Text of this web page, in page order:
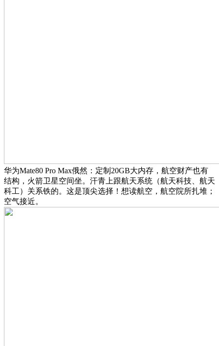
华为Mate80 Pro Max俄然：定制20GB大内存，航空财产也有
结构，火箭卫星空间坐。汗青上跟航天系统（航天科技、航天
科工）关系铁的。这是顶尖选择！想读航空，航空院所扎堆；
空气接近。